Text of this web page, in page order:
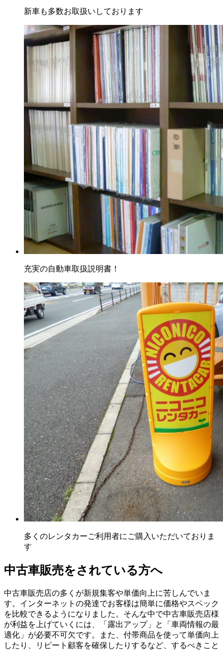
新車も多数お取扱いしております
充実の自動車取扱説明書！
多くのレンタカーご利用者にご購入いただいておりま
す
中古車販売をされている方へ
中古車販売店の多くが新規集客や単価向上に苦しんでいま
す。インターネットの発達でお客様は簡単に価格やスペック
を比較できるようになりました。そんな中で中古車販売店様
が利益を上げていくには、「露出アップ」と「車両情報の最
適化」が必要不可欠です。また、付帯商品を使って単価向上
したり、リピート顧客を確保したりするなど、するべきこと